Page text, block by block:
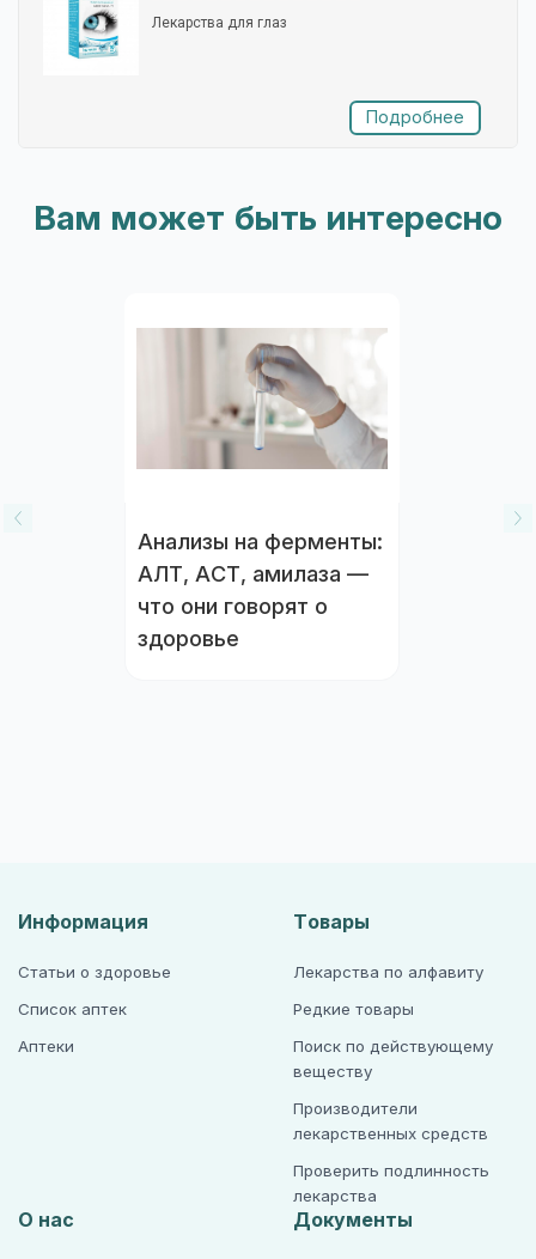
Лекарства для глаз
Подробнее
Вам может быть интересно
Анализы на ферменты:
АЛТ, АСТ, амилаза —
что они говорят о
здоровье
Информация
Статьи о здоровье
Список аптек
Аптеки
Товары
Лекарства по алфавиту
Редкие товары
Поиск по действующему
веществу
Производители
лекарственных средств
Проверить подлинность
лекарства
О нас Документы